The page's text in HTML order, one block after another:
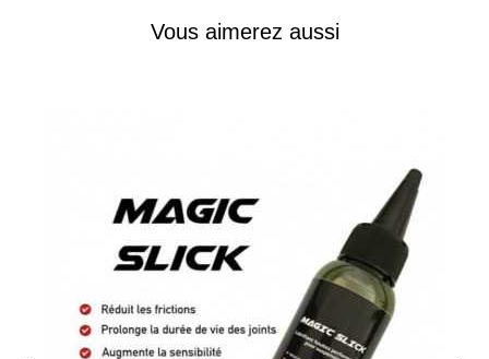
Vous aimerez aussi